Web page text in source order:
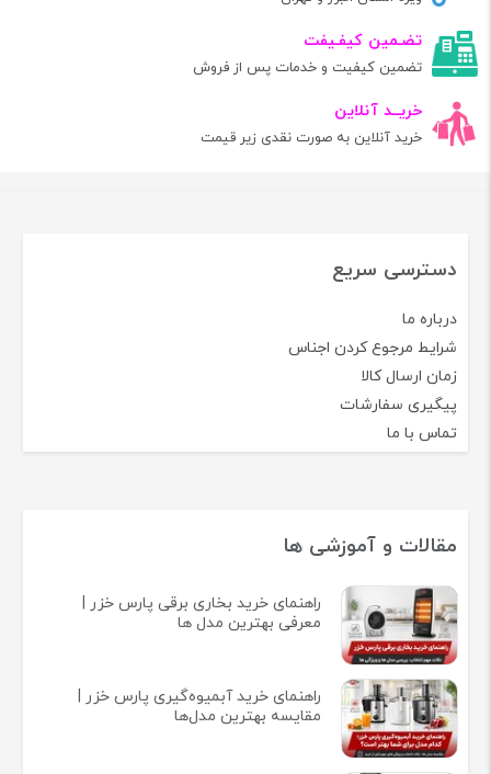
تضـمین کیفـیفت
تضمین کیفیت و خدمات پس از فروش
خریــد آنلاین
خرید آنلاین به صورت نقدی زیر قیمت
دسترسی سریع
درباره ما
شرایط مرجوع کردن اجناس
زمان ارسال کالا
پیگیری سفارشات
تماس با ما
مقالات و آموزشی ها
راهنمای خرید بخاری برقی پارس خزر |
معرفی بهترین مدل ها
راهنمای خرید آبمیوه‌گیری پارس خزر |
مقایسه بهترین مدل‌ها